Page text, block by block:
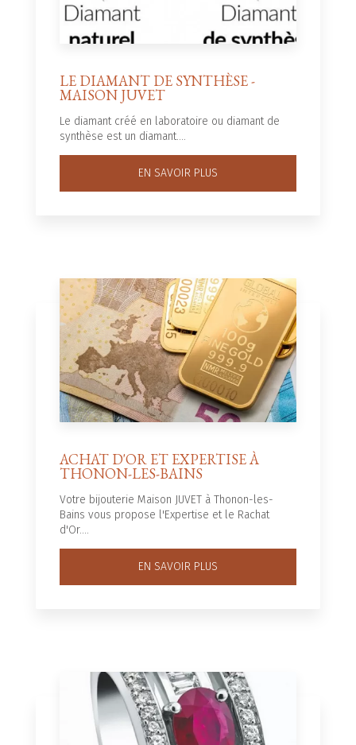
LE DIAMANT DE SYNTHÈSE -
MAISON JUVET
Le diamant créé en laboratoire ou diamant de
synthèse est un diamant....
EN SAVOIR PLUS
ACHAT D'OR ET EXPERTISE À
THONON-LES-BAINS
Votre bijouterie Maison JUVET à Thonon-les-
Bains vous propose l'Expertise et le Rachat
d'Or....
EN SAVOIR PLUS